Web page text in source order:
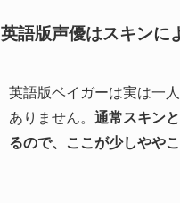
英語版声優はスキンに
英語版ベイガーは実は一
ありません。 通常スキン
るので、ここが少しやや